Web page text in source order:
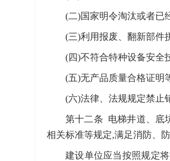
(二)国家明令淘汰或者已
(三)利用报废、翻新部件
(四)不符合特种设备安全
(五)无产品质量合格证明
(六)法律、法规规定禁止
第十二条 电梯井道、底
相关标准等规定,满足消防、
建设单位应当按照规定